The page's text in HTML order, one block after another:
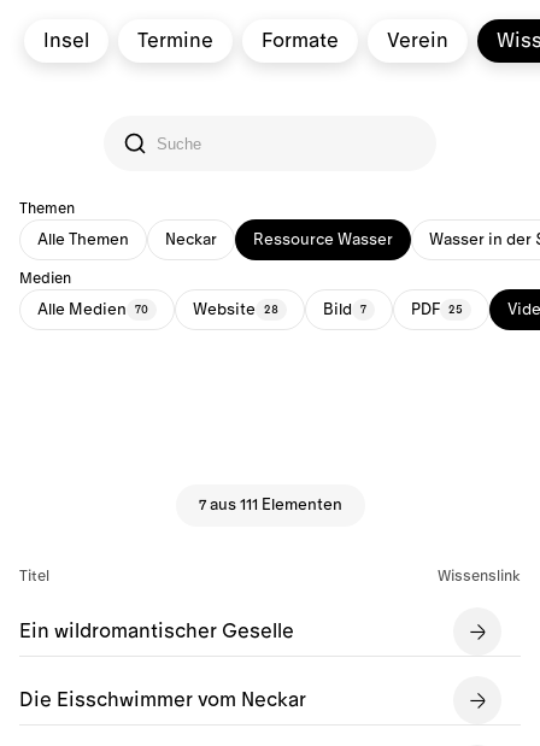
Insel Termine Formate Verein
Themen
Alle Themen Neckar Ressource Wasser Wasser in der
Medien
Alle Medien 70 Website 28 Bild 7 PDF 25
7 aus 111 Elementen
Titel Wissenslink
Ein wildromantischer Geselle
Die Eisschwimmer vom Neckar